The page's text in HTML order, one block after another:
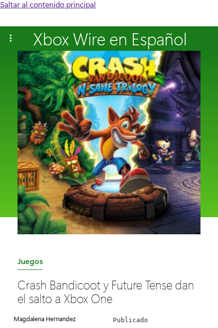
Saltar al contenido principal
Xbox Wire en Español
C
t
e
Juegos
Crash Bandicoot y Future Tense dan
el salto a Xbox One
Magdalena Hernandez Publicado